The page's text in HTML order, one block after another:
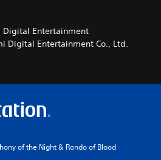
Digital Entertainment
Digital Entertainment Co., Ltd.
of the Night & Rondo of Blood